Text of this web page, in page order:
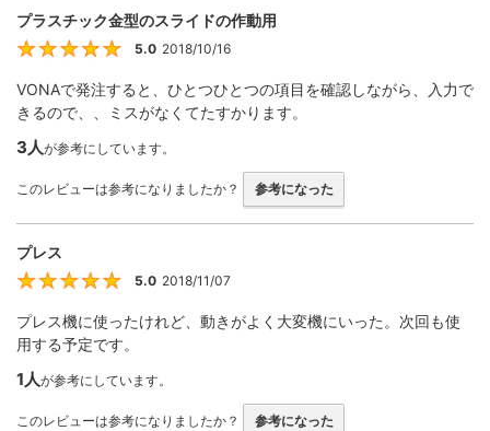
プラスチック金型のスライドの作動用
5.0 2018/10/16
VONAで発注すると、ひとつひとつの項目を確認しながら、入力で
きるので、、ミスがなくてたすかります。
3人が参考にしています。
このレビューは参考になりましたか？ 参考になった
プレス
5.0 2018/11/07
プレス機に使ったけれど、動きがよく大変機にいった。次回も使
用する予定です。
1人が参考にしています。
このレビューは参考になりましたか？ 参考になった